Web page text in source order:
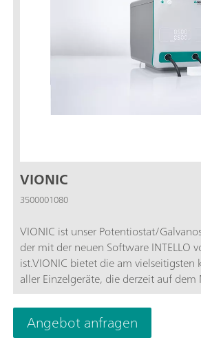
VIONIC
3500001080
VIONIC ist unser Potentiostat/
der mit der neuen Software INTELLO
ist.VIONIC bietet die am
aller Einzelgeräte, die derzeit auf
sind.Ausgangsspannung: ±50 V;
Frequenz: bis zu 10 MHz;
Preis für den VIONIC sind auch
meisten anderen Geräten
Angebot anfragen